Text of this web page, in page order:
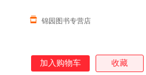
锦园图书专营店
加入购物车 收藏